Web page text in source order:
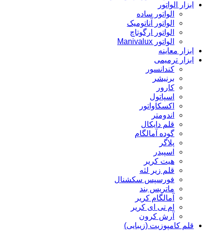
ابزار الواتور
الواتور ساده
الواتور آناتومیک
الواتور ارگوتاچ
الواتور Manivalux
ابزار معاینه
ابزار ترمیمی
کندانسور
برنیشر
کارور
اسپاتول
اکسکاواتور
اندومتر
قلم دایکال
گوده آمالگام
پلاگر
اسپیدر
هیت کریر
قلم زیر لثه
فورسپس سکشنال
ماتریس بند
آمالگام کریر
ام تی ای کریر
آرش کرون
قلم کامپوزیت (زیبایی)